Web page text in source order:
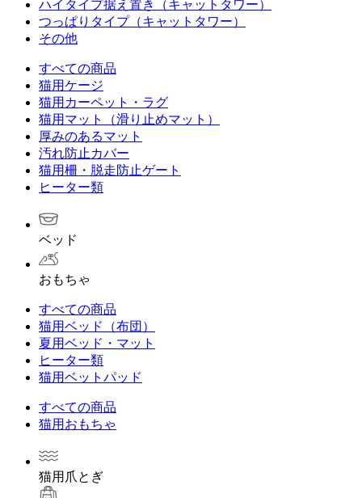
ハイタイプ据え置き（キャットタワー）
つっぱりタイプ（キャットタワー）
その他
すべての商品
猫用ケージ
猫用カーペット・ラグ
猫用マット（滑り止めマット）
厚みのあるマット
汚れ防止カバー
猫用柵・脱走防止ゲート
ヒーター類
ベッド
おもちゃ
すべての商品
猫用ベッド（布団）
夏用ベッド・マット
ヒーター類
猫用ベットパッド
すべての商品
猫用おもちゃ
猫用爪とぎ